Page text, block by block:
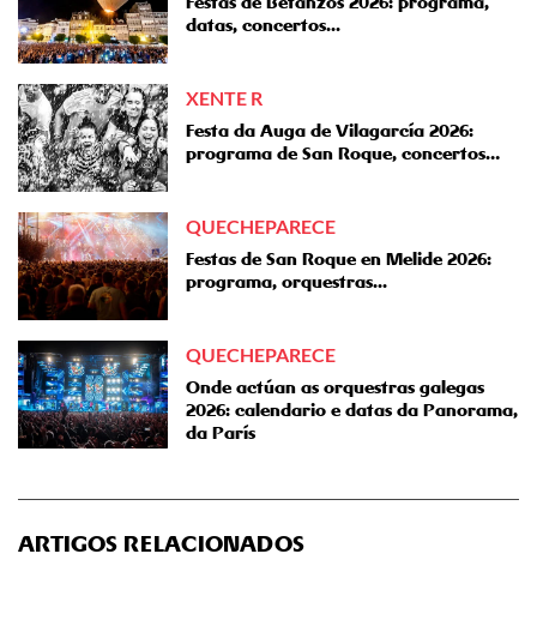
datas, concertos...
XENTE R
Festa da Auga de Vilagarcía 2026:
programa de San Roque, concertos…
QUECHEPARECE
Festas de San Roque en Melide 2026:
programa, orquestras...
QUECHEPARECE
Onde actúan as orquestras galegas
2026: calendario e datas da Panorama,
da París
ARTIGOS RELACIONADOS